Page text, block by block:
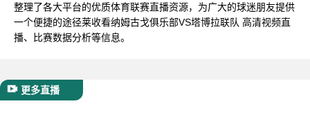
整理了各大平台的优质体育联赛直播资源，为广大的球迷朋友提供
一个便捷的途径莱收看纳姆古戈俱乐部VS塔博拉联队 高清视频直
播、比赛数据分析等信息。
更多直播